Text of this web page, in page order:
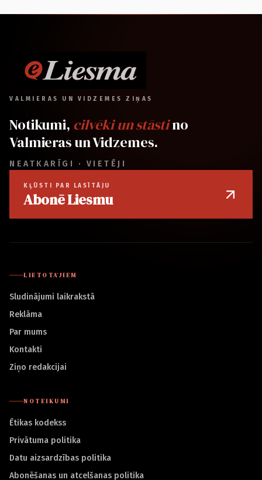
VALMIERAS UN VIDZEMES ZIŅAS
Notikumi, cilvēki un stāstino
Valmieras un Vidzemes.
NEATKARĪGI · VIETĒJI
KĻŪSTI PAR LASĪTĀJU
Abonē Liesmu
LIETOTĀJIEM
Sludinājumi laikrakstā
Reklāma
Par mums
Kontakti
Ziņo redakcijai
NOTEIKUMI
Ētikas kodekss
Privātuma politika
Datu aizsardzības politika
Abonēšanas un atcelšanas politika